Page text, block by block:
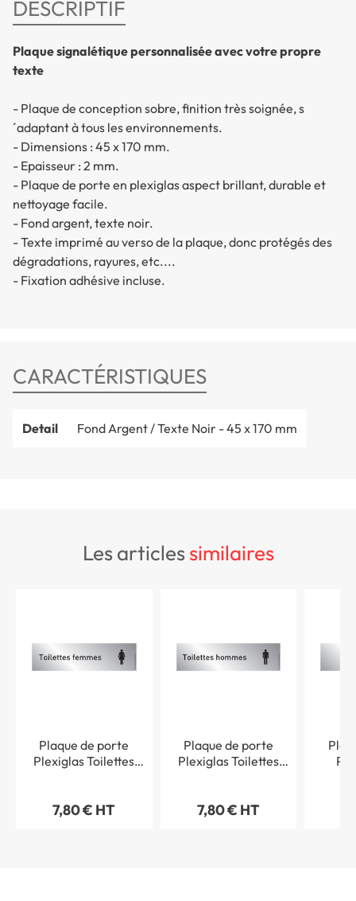
DESCRIPTIF
Plaque signalétique personnalisée avec votre propre
texte
- Plaque de conception sobre, finition très soignée, s
´adaptant à tous les environnements.
- Dimensions : 45 x 170 mm.
- Epaisseur : 2 mm.
- Plaque de porte en plexiglas aspect brillant, durable et
nettoyage facile.
- Fond argent, texte noir.
- Texte imprimé au verso de la plaque, donc protégés des
dégradations, rayures, etc....
- Fixation adhésive incluse.
CARACTÉRISTIQUES
Detail Fond Argent / Texte Noir - 45 x 170 mm
les articlessimilaires
Plaque de porte
Plexiglas Toilettes
7,80 € HT
Plaque de porte
Plexiglas Toilettes
7,80 € HT